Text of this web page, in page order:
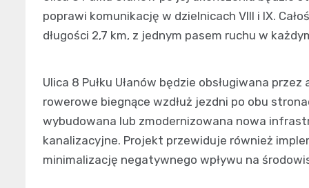
poprawi komunikację w dzielnicach VIII i IX.
długości 2,7 km, z jednym pasem ruchu w
Ulica 8 Pułku Ułanów będzie obsługiwana
rowerowe biegnące wzdłuż jezdni po obu
wybudowana lub zmodernizowana nowa
kanalizacyjne. Projekt przewiduje również
minimalizację negatywnego wpływu na